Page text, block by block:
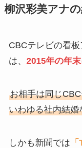
柳沢彩美アナ
CBCテレビの看
は、 2015年の年
お相手は同じ
いわゆる社内結婚
しかも新聞では